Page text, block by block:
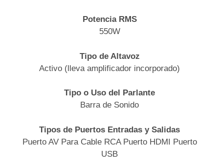
Potencia RMS
550W
Tipo de Altavoz
Activo (lleva amplificador incorporado)
Tipo o Uso del Parlante
Barra de Sonido
Tipos de Puertos Entradas y Salidas
Puerto AV Para Cable RCA Puerto HDMI Puerto
USB